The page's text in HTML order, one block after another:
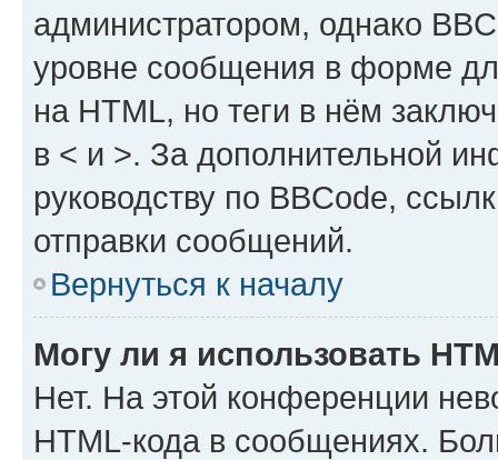
администратором, однако
уровне сообщения в форме
на HTML, но теги в нём
в < и >. За дополнительной
руководству по BBCode,
отправки сообщений.
Вернуться к началу
Могу ли я использовать
Нет. На этой конференции
HTML-кода в сообщениях.